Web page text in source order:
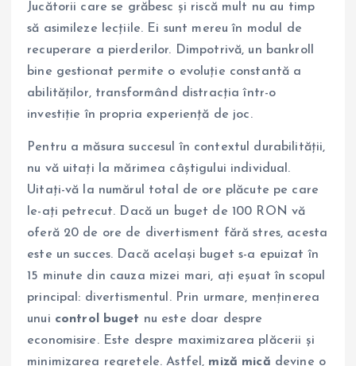
Jucătorii care se grăbesc și riscă mult nu au timp
să asimileze lecțiile. Ei sunt mereu în modul de
recuperare a pierderilor. Dimpotrivă, un bankroll
bine gestionat permite o evoluție constantă a
abilităților, transformând distracția într-o
investiție în propria experiență de joc.
Pentru a măsura succesul în contextul durabilității,
nu vă uitați la mărimea câștigului individual.
Uitați-vă la numărul total de ore plăcute pe care
le-ați petrecut. Dacă un buget de 100 RON vă
oferă 20 de ore de divertisment fără stres, acesta
este un succes. Dacă același buget s-a epuizat în
15 minute din cauza mizei mari, ați eșuat în scopul
principal: divertismentul. Prin urmare, menținerea
unui control buget nu este doar despre
economisire. Este despre maximizarea plăcerii și
minimizarea regretele. Astfel, miză mică devine o